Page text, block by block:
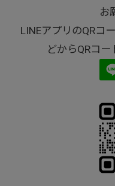
お
LINEアプリのQRコ
どからQRコー